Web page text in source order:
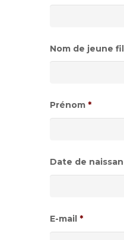
Nom de jeune
Prénom *
Date de
de
date
E-mail *